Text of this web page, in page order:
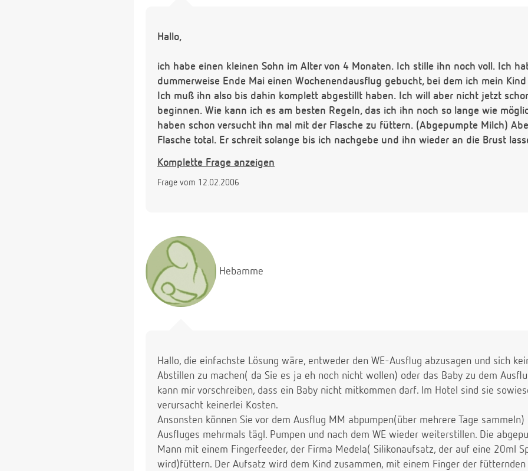
Hallo,
ich habe einen kleinen Sohn im Alter von 4 Monaten. Ich stille ihn noch voll. Ich
dummerweise Ende Mai einen Wochenendausflug gebucht, bei dem ich mein
Ich muß ihn also bis dahin komplett abgestillt haben. Ich will aber nicht jetzt
beginnen. Wie kann ich es am besten Regeln, das ich ihn noch so lange wie
haben schon versucht ihn mal mit der Flasche zu füttern. (Abgepumpte Milch)
Flasche total. Er schreit solange bis ich nachgebe und ihn wieder an die Brust
zum trinken. Mein Mann kann ihn ja dann im Mai schlecht stillen. Wie lange
noch Nachts ihre Nahrung oder ändert sich das, wenn es abends Brei gibt? Ich
Komplette Frage anzeigen
Frage vom 12.02.2006
Hebamme
Hallo, die einfachste Lösung wäre, entweder den WE-Ausflug abzusagen und sich
Abstillen zu machen( da Sie es ja eh noch nicht wollen) oder das Baby zu dem
kann mir vorschreiben, dass ein Baby nicht mitkommen darf. Im Hotel sind sie
verursacht keinerlei Kosten.
Ansonsten können Sie vor dem Ausflug MM abpumpen(über mehrere Tage
Ausfluges mehrmals tägl. Pumpen und nach dem WE wieder weiterstillen. Die
Mann mit einem Fingerfeeder, der Firma Medela( Silikonaufsatz, der auf eine 20ml
wird)füttern. Der Aufsatz wird dem Kind zusammen, mit einem Finger der fütternden